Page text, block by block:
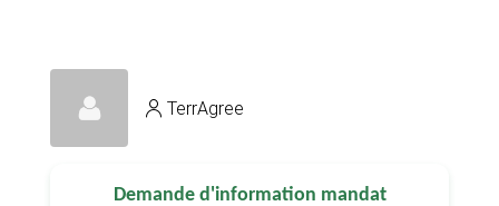
TerrAgree
Demande d'information mandat